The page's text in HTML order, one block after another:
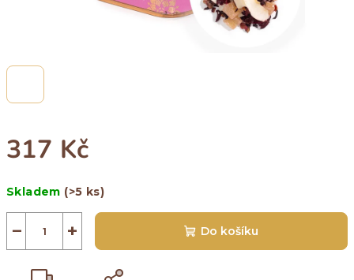
317 Kč
cena:
Skladem (>5 ks)
+
− Do košíku